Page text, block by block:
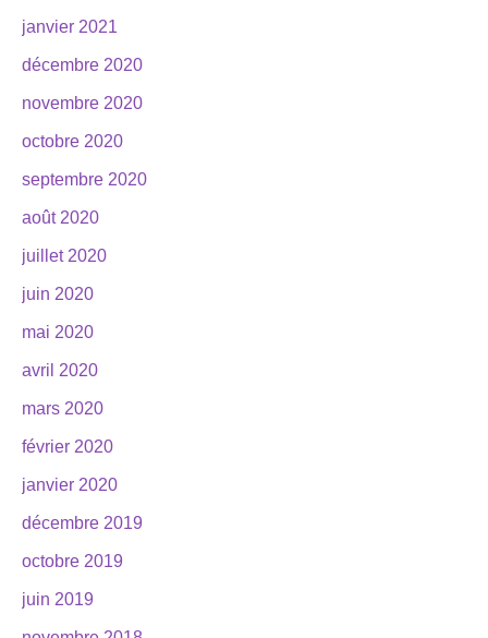
janvier 2021
décembre 2020
novembre 2020
octobre 2020
septembre 2020
août 2020
juillet 2020
juin 2020
mai 2020
avril 2020
mars 2020
février 2020
janvier 2020
décembre 2019
octobre 2019
juin 2019